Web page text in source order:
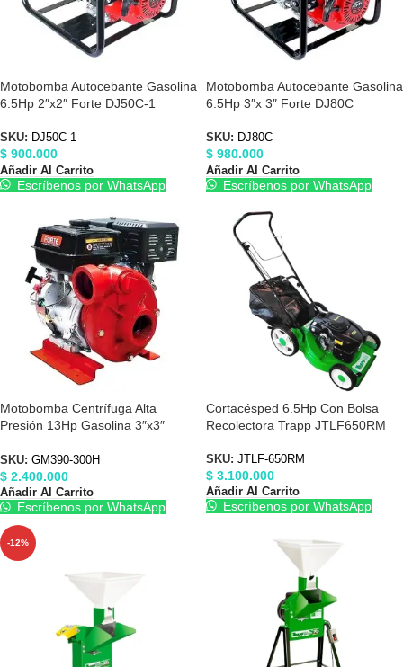
Motobomba Autocebante Gasolina
6.5Hp 2″x2″ Forte DJ50C-1
SKU: DJ50C-1
$ 900.000
Añadir Al Carrito
Escríbenos por WhatsApp
Motobomba Autocebante Gasolina
6.5Hp 3″x 3″ Forte DJ80C
SKU: DJ80C
$ 980.000
Añadir Al Carrito
Escríbenos por WhatsApp
Motobomba Centrífuga Alta
Presión 13Hp Gasolina 3″x3″
SKU: GM390-300H
$ 2.400.000
Añadir Al Carrito
Escríbenos por WhatsApp
Cortacésped 6.5Hp Con Bolsa
Recolectora Trapp JTLF650RM
SKU: JTLF-650RM
$ 3.100.000
Añadir Al Carrito
Escríbenos por WhatsApp
-12%